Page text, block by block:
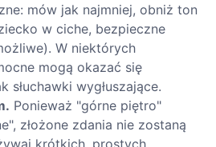
mów jak najmniej, obniż ton
w ciche, bezpieczne
W niektórych
mogą okazać się
słuchawki wygłuszające.
Ponieważ "górne piętro"
złożone zdania nie zostaną
krótkich, prostych,